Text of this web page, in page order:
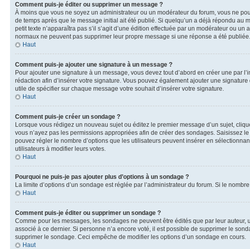
Comment puis-je éditer ou supprimer un message ?
À moins que vous ne soyez un administrateur ou un modérateur du forum, vous ne
de temps après que le message initial ait été publié. Si quelqu’un a déjà répondu au
petit texte n’apparaîtra pas s’il s’agit d’une édition effectuée par un modérateur ou
normaux ne peuvent pas supprimer leur propre message si une réponse a été publiée.
Haut
Comment puis-je ajouter une signature à un message ?
Pour ajouter une signature à un message, vous devez tout d’abord en créer une par
rédaction afin d’insérer votre signature. Vous pouvez également ajouter une
utile de spécifier sur chaque message votre souhait d’insérer votre signature.
Haut
Comment puis-je créer un sondage ?
Lorsque vous rédigez un nouveau sujet ou éditez le premier message d’un sujet,
vous n’ayez pas les permissions appropriées afin de créer des sondages.
pouvez régler le nombre d’options que les utilisateurs peuvent insérer en
utilisateurs à modifier leurs votes.
Haut
Pourquoi ne puis-je pas ajouter plus d’options à un sondage ?
La limite d’options d’un sondage est réglée par l’administrateur du forum. Si le
Haut
Comment puis-je éditer ou supprimer un sondage ?
Comme pour les messages, les sondages ne peuvent être édités que par leur
associé à ce dernier. Si personne n’a encore voté, il est possible de supprimer le
supprimer le sondage. Ceci empêche de modifier les options d’un sondage en cours.
Haut